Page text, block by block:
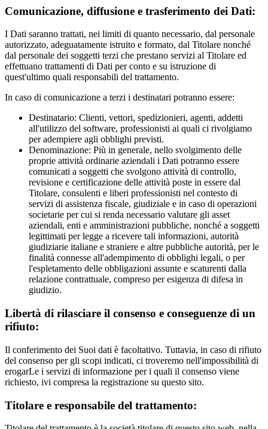
Comunicazione, diffusione e trasferimento dei Dati:
I Dati saranno trattati, nei limiti di quanto necessario, dal personale
autorizzato, adeguatamente istruito e formato, dal Titolare nonché
dal personale dei soggetti terzi che prestano servizi al Titolare ed
effettuano trattamenti di Dati per conto e su istruzione di
quest'ultimo quali responsabili del trattamento.
In caso di comunicazione a terzi i destinatari potranno essere:
Destinatario: Clienti, vettori, spedizionieri, agenti, addetti
all'utilizzo del software, professionisti ai quali ci rivolgiamo
per adempiere agli obblighi previsti.
Denominazione: Più in generale, nello svolgimento delle
proprie attività ordinarie aziendali i Dati potranno essere
comunicati a soggetti che svolgono attività di controllo,
revisione e certificazione delle attività poste in essere dal
Titolare, consulenti e liberi professionisti nel contesto di
servizi di assistenza fiscale, giudiziale e in caso di operazioni
societarie per cui si renda necessario valutare gli asset
aziendali, enti e amministrazioni pubbliche, nonché a soggetti
legittimati per legge a ricevere tali informazioni, autorità
giudiziarie italiane e straniere e altre pubbliche autorità, per le
finalità connesse all'adempimento di obblighi legali, o per
l'espletamento delle obbligazioni assunte e scaturenti dalla
relazione contrattuale, compreso per esigenza di difesa in
giudizio.
Libertà di rilasciare il consenso e conseguenze di un
rifiuto:
Il conferimento dei Suoi dati è facoltativo. Tuttavia, in caso di rifiuto
del consenso per gli scopi indicati, ci troveremo nell'impossibilità di
erogarLe i servizi di informazione per i quali il consenso viene
richiesto, ivi compresa la registrazione su questo sito.
Titolare e responsabile del trattamento: